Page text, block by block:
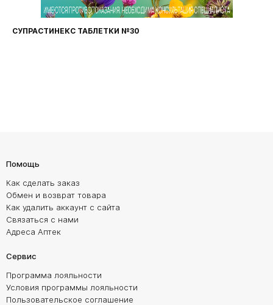
СУПРАСТИНЕКС ТАБЛЕТКИ №30
Помощь
Как сделать заказ
Обмен и возврат товара
Как удалить аккаунт с сайта
Связаться с нами
Адреса Аптек
Сервис
Программа лояльности
Условия программы лояльности
Пользовательское соглашение